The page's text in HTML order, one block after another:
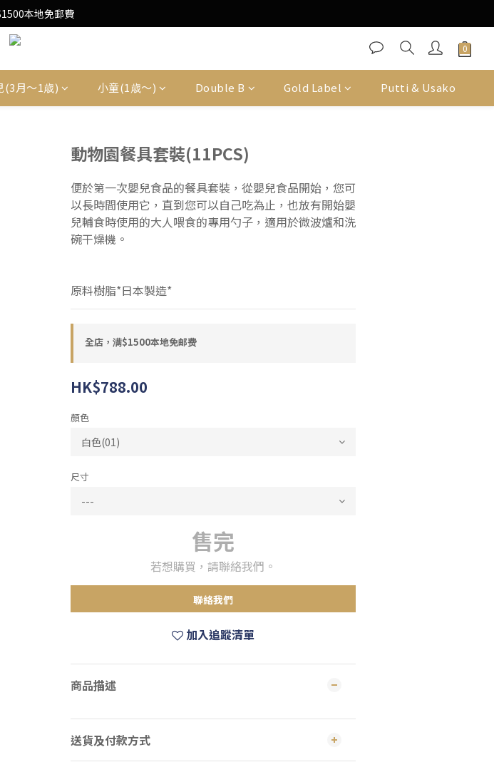
Upon $1500 purchase
本地免郵費
Upon $1500 purchase
(3月〜1歳) 小童(1歳〜) Double B Gold Label Putti & Usako
動物園餐具套裝(11PCS)
便於第一次嬰兒食品的餐具套裝，從嬰兒食品開始，您可
以長時間使用它，直到您可以自己吃為止，也放有開始嬰
兒輔食時使用的大人喂食的專用勺子，適用於微波爐和洗
碗干燥機。
原料樹脂*日本製造*
全店，满$1500本地免邮费
HK$788.00
顏色
尺寸
售完
若想購買，請聯絡我們。
聯絡我們
加入追蹤清單
商品描述
送貨及付款方式